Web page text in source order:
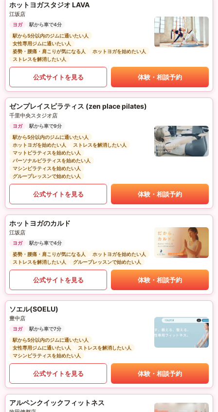
ホットヨガスタジオ LAVA
江坂店
ヨガ
駅から車で4分
駅から5分以内のジムに通いたい人
女性専用ジムに通いたい人
姿勢・腰痛・肩こりが気になる人
ホットヨガを始めたい人
ストレスを解消したい人
公式サイトを見る 体験・相談予約
ゼンプレイスピラティス (zen place pilates)
千里中央スタジオ店
ヨガ
駅から車で9分
駅から5分以内のジムに通いたい人
ホットヨガを始めたい人
ストレスを解消したい人
マットピラティスを始めたい人
パーソナルピラティスを始めたい人
マシンピラティスを始めたい人
グループレッスンで始めたい人
公式サイトを見る 体験・相談予約
ホットヨガのカルド
江坂店
ヨガ
駅から車で4分
姿勢・腰痛・肩こりが気になる人
ホットヨガを始めたい人
ストレスを解消したい人
グループレッスンで始めたい人
公式サイトを見る 体験・相談予約
ソエル(SOELU)
豊中店
ヨガ
駅から車で7分
駅から5分以内のジムに通いたい人
女性専用ジムに通いたい人
ストレスを解消したい人
マシンピラティスを始めたい人
公式サイトを見る 体験・相談予約
アルペンクイックフィットネス